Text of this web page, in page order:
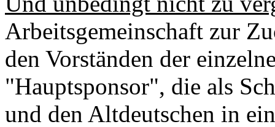
Arbeitsgemeinschaft zur
den Vorständen der
"Hauptsponsor", die als
und den Altdeutschen in